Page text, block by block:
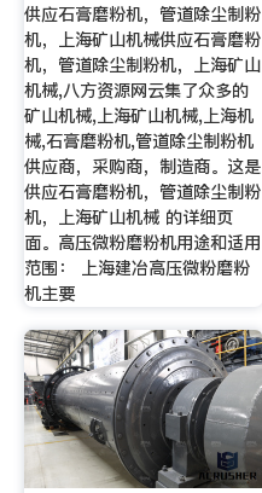
供应石膏磨粉机，管道除尘制粉
机，上海矿山机械供应石膏磨粉
机，管道除尘制粉机，上海矿山
机械,八方资源网云集了众多的
矿山机械,上海矿山机械,上海机
械,石膏磨粉机,管道除尘制粉机
供应商，采购商，制造商。这是
供应石膏磨粉机，管道除尘制粉
机，上海矿山机械 的详细页
面。高压微粉磨粉机用途和适用
范围： 上海建冶高压微粉磨粉
机主要